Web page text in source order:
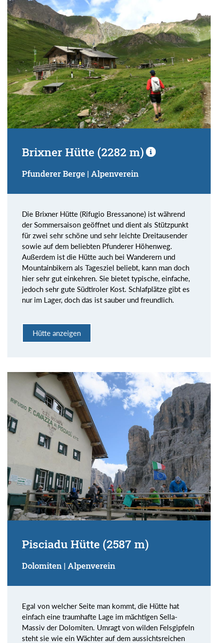
Brixner Hütte (2282 m)
Pfunderer Berge | Alpenverein
Die Brixner Hütte (Rifugio Bressanone) ist während
der Sommersaison geöffnet und dient als Stützpunkt
für zwei sehr schöne und sehr leichte Dreitausender
sowie auf dem beliebten Pfunderer Höhenweg.
Außerdem ist die Hütte auch bei Wanderern und
Mountainbikern als Tagesziel beliebt, kann man doch
hier sehr gut einkehren. Sie bietet typische, einfache,
jedoch sehr gute Südtiroler Kost. Schlafplätze gibt es
nur im Lager, doch das ist sauber und freundlich.
Hütte anzeigen
Pisciadu Hütte (2587 m)
Dolomiten | Alpenverein
Egal von welcher Seite man kommt, die Hütte hat
einfach eine traumhafte Lage im mächtigen Sella-
Massiv der Dolomiten. Umragt von wilden Felsgipfeln
steht sie wie ein Wächter auf dem aussichtsreichen